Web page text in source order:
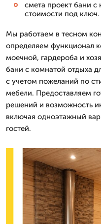
смета проект бани с
стоимости под ключ.
Мы работаем в тесном
определяем функционал
моечной, гардероба и
бани с комнатой отдыха
с учетом пожеланий по
мебели. Предоставляем
решений и возможность
включая одноэтажный
гостей.